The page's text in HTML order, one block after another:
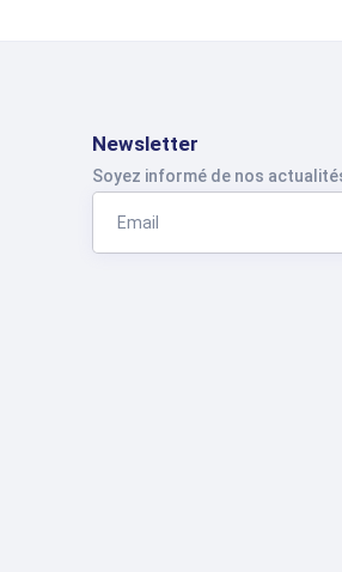
Newsletter
Soyez informé de nos